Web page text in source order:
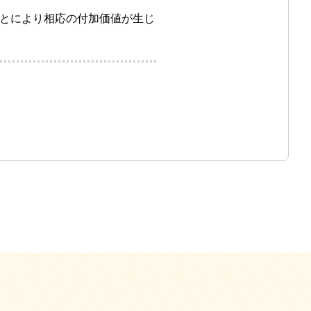
により相応の付加価値が生じ